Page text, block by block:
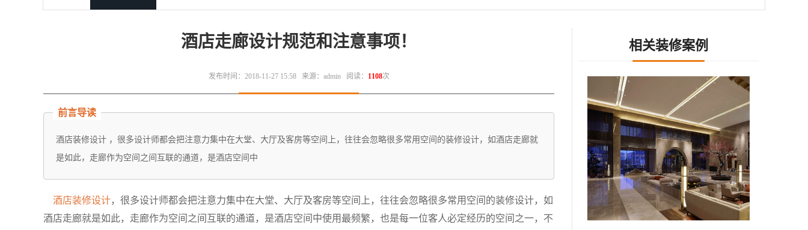
酒店走廊设计规范和注意事项！
发布时间：2018-11-27 15:58 来源：admin 阅读： 1108次
前言导读
酒店装修设计 ，很多设计师都会把注意力集中在大堂、大厅及客房等空间上，往往会忽略很多常用空间的装修设计，如酒店走廊就
是如此，走廊作为空间之间互联的通道，是酒店空间中
酒店装修设计，很多设计师都会把注意力集中在大堂、大厅及客房等空间上，往往会忽略很多常用空间的装修设计，如
酒店走廊就是如此，走廊作为空间之间互联的通道，是酒店空间中使用最频繁，也是每一位客人必定经历的空间之一，不
相关装修案例